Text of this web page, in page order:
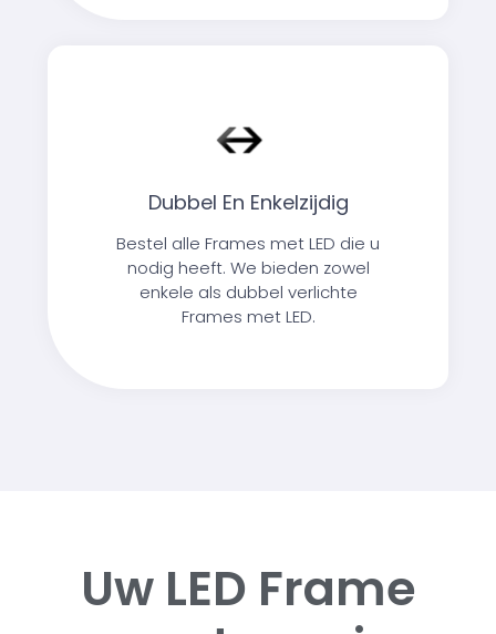
Dubbel En Enkelzijdig
Bestel alle Frames met LED die u
nodig heeft. We bieden zowel
enkele als dubbel verlichte
Frames met LED.
Uw LED Frame